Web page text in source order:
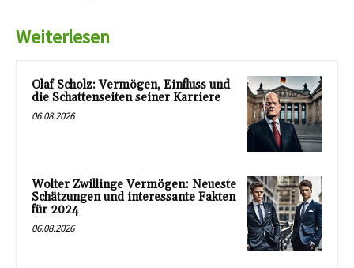
Weiterlesen
Olaf Scholz: Vermögen, Einfluss und
die Schattenseiten seiner Karriere
06.08.2026
Wolter Zwillinge Vermögen: Neueste
Schätzungen und interessante Fakten
für 2024
06.08.2026